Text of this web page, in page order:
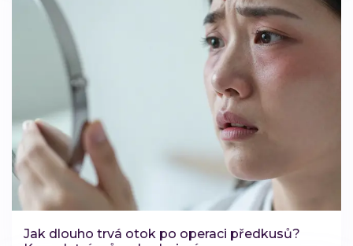
Jak dlouho trvá otok po operaci předkusů?